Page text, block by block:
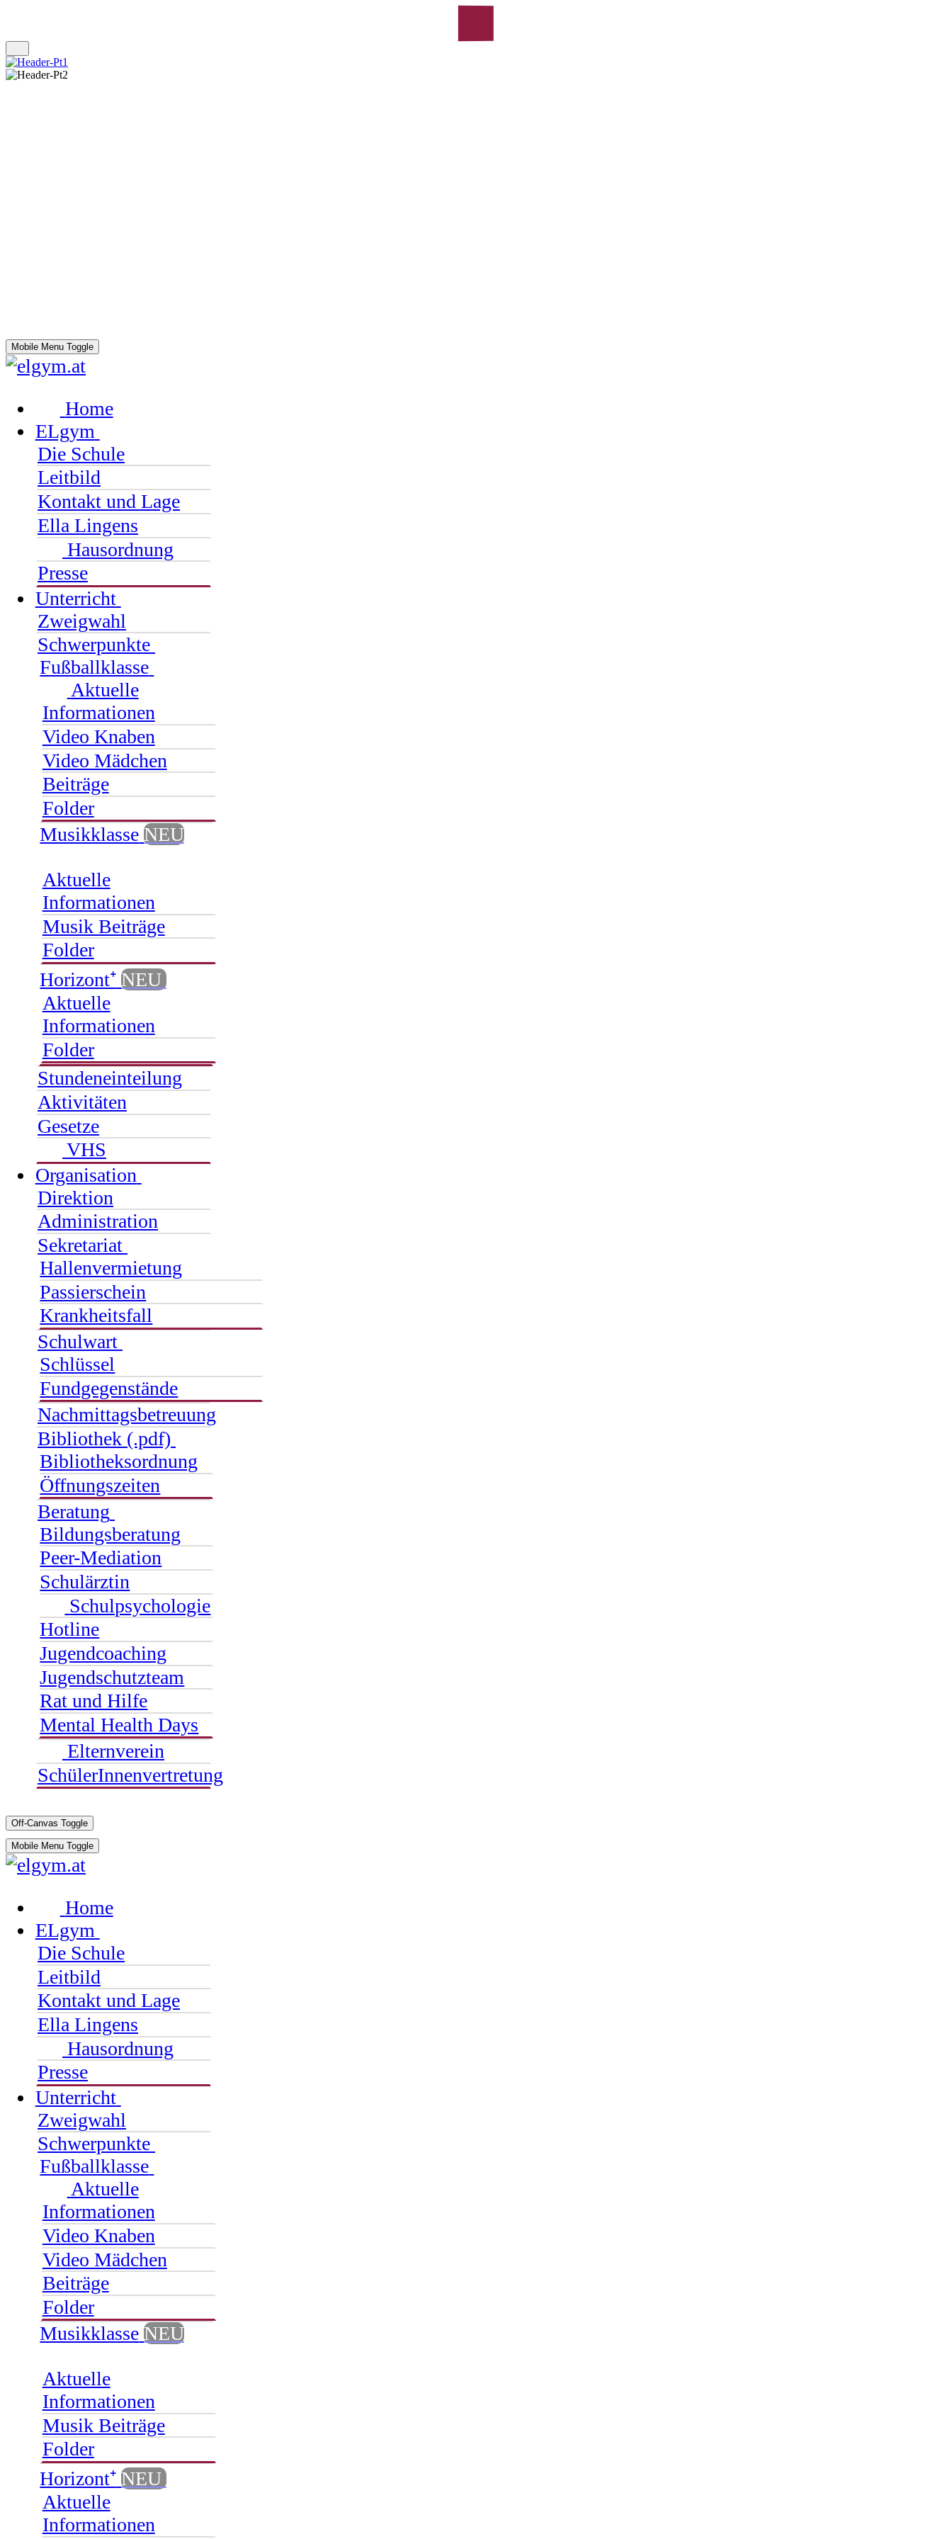
Mobile Menu Toggle
Home
ELgym
Die Schule
Leitbild
Kontakt und Lage
Ella Lingens
Hausordnung
Presse
Unterricht
Zweigwahl
Schwerpunkte
Fußballklasse
Aktuelle
Informationen
Video Knaben
Video Mädchen
Beiträge
Folder
Musikklasse NEU
Aktuelle
Informationen
Musik Beiträge
Folder
Horizont⁺ NEU
Aktuelle
Informationen
Folder
Stundeneinteilung
Aktivitäten
Gesetze
VHS
Organisation
Direktion
Administration
Sekretariat
Hallenvermietung
Passierschein
Krankheitsfall
Schulwart
Schlüssel
Fundgegenstände
Nachmittagsbetreuung
Bibliothek (.pdf)
Bibliotheksordnung
Öffnungszeiten
Beratung
Bildungsberatung
Peer-Mediation
Schulärztin
Schulpsychologie
Hotline
Jugendcoaching
Jugendschutzteam
Rat und Hilfe
Mental Health Days
Elternverein
SchülerInnenvertretung
Off-Canvas Toggle
Mobile Menu Toggle
Home
ELgym
Die Schule
Leitbild
Kontakt und Lage
Ella Lingens
Hausordnung
Presse
Unterricht
Zweigwahl
Schwerpunkte
Fußballklasse
Aktuelle
Informationen
Video Knaben
Video Mädchen
Beiträge
Folder
Musikklasse NEU
Aktuelle
Informationen
Musik Beiträge
Folder
Horizont⁺ NEU
Aktuelle
Informationen